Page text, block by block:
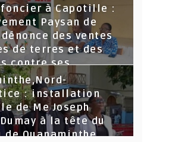
à Capotille :
Paysan de
dénonce des ventes
de terres et des
contre ses
: installation
de Me Joseph
à la tête du
de Ouanaminthe.